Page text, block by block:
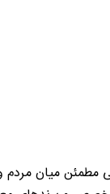
مطمئن میان